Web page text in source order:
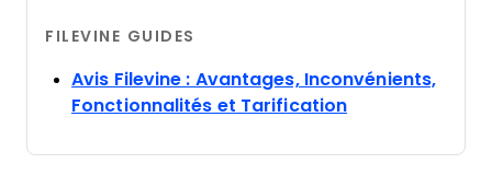
FILEVINE GUIDES
Avis Filevine : Avantages, Inconvénients,
Fonctionnalités et TarificationOpens new